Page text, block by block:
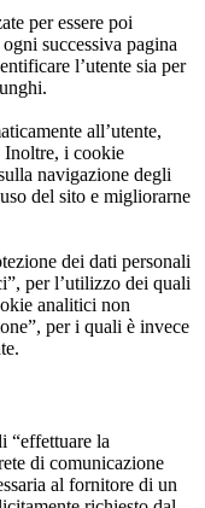
per essere poi
successiva pagina
l’utente sia per
all’utente,
Inoltre, i cookie
navigazione degli
del sito e migliorarne
dei dati personali
per l’utilizzo dei quali
analitici non
per i quali è invece
“effettuare la
di comunicazione
al fornitore di un